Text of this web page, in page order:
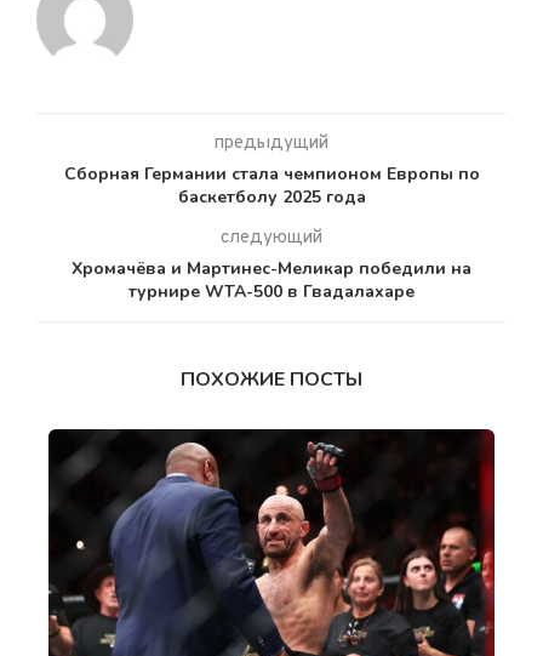
предыдущий
Сборная Германии стала чемпионом Европы по
баскетболу 2025 года
следующий
Хромачёва и Мартинес-Меликар победили на
турнире WTA-500 в Гвадалахаре
ПОХОЖИЕ ПОСТЫ